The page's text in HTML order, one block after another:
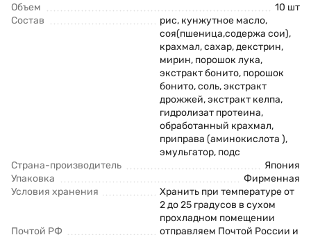
Объем
10 шт
Состав
рис, кунжутное масло,
соя(пшеница,содержа сои),
крахмал, сахар, декстрин,
мирин, порошок лука,
экстракт бонито, порошок
бонито, соль, экстракт ​
дрожжей, экстракт ​келпа,
гидролизат протеина,
обработанный крахмал,
приправа (аминокислота ),
эмульгатор, подс
Страна-производитель
Япония
Упаковка
Фирменная
Условия хранения
Хранить при температуре от
2 до 25 градусов в сухом
прохладном помещении
Почтой РФ
отправляем Почтой России и